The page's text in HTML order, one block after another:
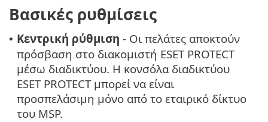
Βασικές ρυθμίσεις
• Κεντρική ρύθμιση - Οι πελάτες αποκτούν
πρόσβαση στο διακομιστή ESET PROTECT
μέσω διαδικτύου. Η κονσόλα διαδικτύου
ESET PROTECT μπορεί να είναι
προσπελάσιμη μόνο από το εταιρικό δίκτυο
του MSP.